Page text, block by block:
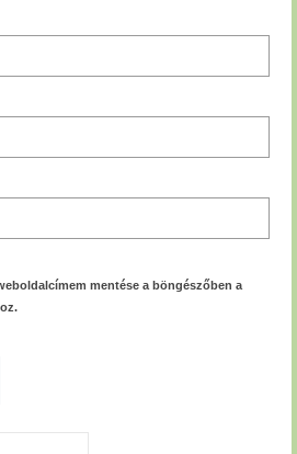
mentése a böngészőben a